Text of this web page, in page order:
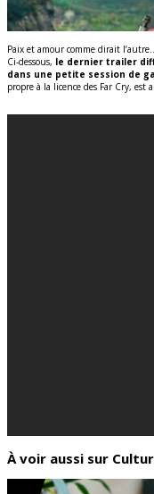
Paix et amour comme dirait
Ci-dessous, le dernier trailer
dans une petite session de
propre à la licence des Far Cry, est
À voir aussi sur